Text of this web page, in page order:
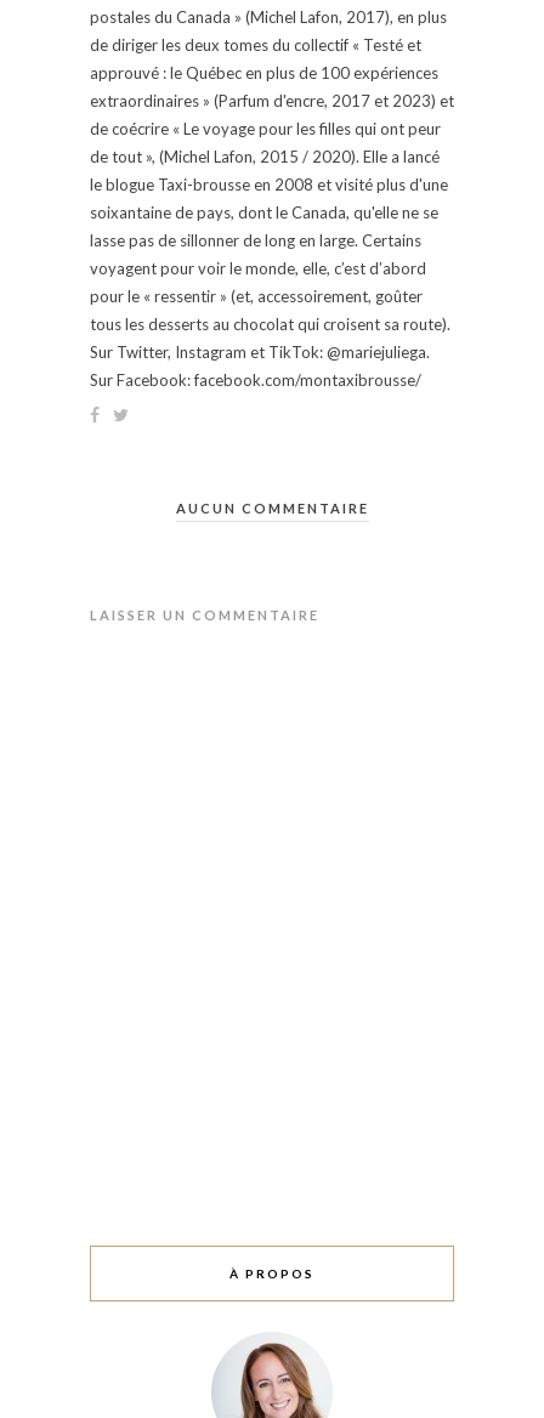
postales du Canada » (Michel Lafon, 2017), en plus
de diriger les deux tomes du collectif « Testé et
approuvé : le Québec en plus de 100 expériences
extraordinaires » (Parfum d'encre, 2017 et 2023) et
de coécrire « Le voyage pour les filles qui ont peur
de tout », (Michel Lafon, 2015 / 2020). Elle a lancé
le blogue Taxi-brousse en 2008 et visité plus d'une
soixantaine de pays, dont le Canada, qu'elle ne se
lasse pas de sillonner de long en large. Certains
voyagent pour voir le monde, elle, c’est d’abord
pour le « ressentir » (et, accessoirement, goûter
tous les desserts au chocolat qui croisent sa route).
Sur Twitter, Instagram et TikTok: @mariejuliega.
Sur Facebook: facebook.com/montaxibrousse/
AUCUN COMMENTAIRE
LAISSER UN COMMENTAIRE
À PROPOS